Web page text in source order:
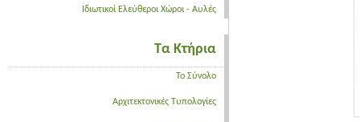
Ιδιωτικοί Ελεύθεροι Χώροι - Αυλές
Τα Κτήρια
Το Σύνολο
Αρχιτεκτονικές Τυπολογίες